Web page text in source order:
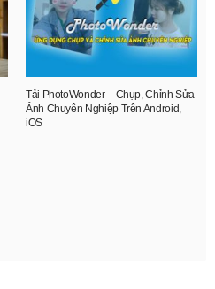
Tải PhotoWonder – Chụp, Chỉnh Sửa
Ảnh Chuyên Nghiệp Trên Android,
iOS